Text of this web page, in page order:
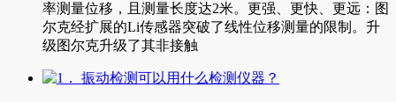
率测量位移，且测量长度达2米。更强、更快、更远：图
尔克经扩展的Li传感器突破了线性位移测量的限制。升
级图尔克升级了其非接触